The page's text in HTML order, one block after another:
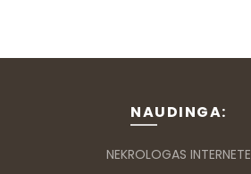
NAUDINGA:
NEKROLOGAS INTERNETE